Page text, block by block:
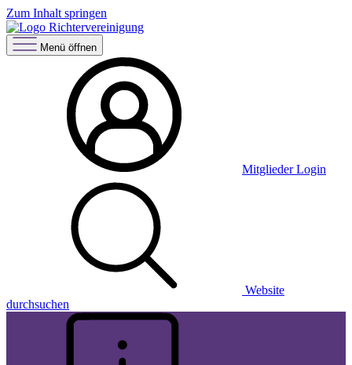
Zum Inhalt springen
Menü öffnen
Mitglieder Login
Website
durchsuchen